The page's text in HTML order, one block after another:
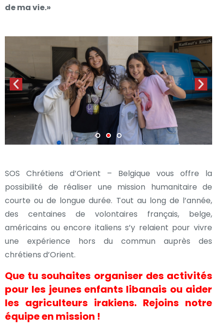
de ma vie.»
SOS Chrétiens d’Orient – Belgique vous offre la
possibilité de réaliser une mission humanitaire de
courte ou de longue durée. Tout au long de l’année,
des centaines de volontaires français, belge,
américains ou encore italiens s’y relaient pour vivre
une expérience hors du commun auprès des
chrétiens d’Orient.
Que tu souhaites organiser des activités
pour les jeunes enfants libanais ou aider
les agriculteurs irakiens. Rejoins notre
équipe en mission !